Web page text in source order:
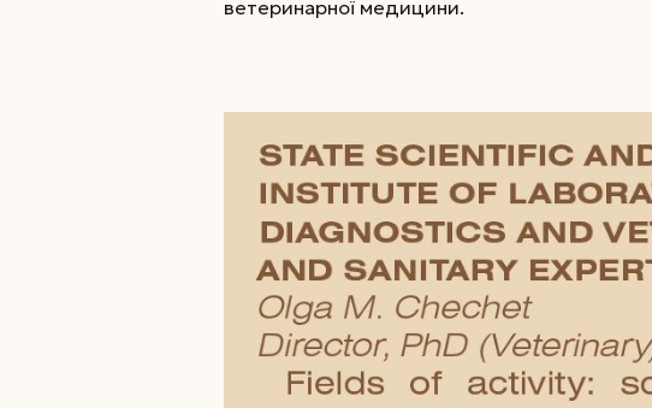
ветеринарної медицини.